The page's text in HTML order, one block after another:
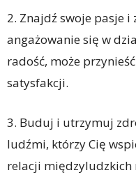
2. Znajdź swoje pasje i
angażowanie się w
radość, może
satysfakcji.
3. Buduj i utrzymuj
ludźmi, którzy Cię
relacji międzyludzkich